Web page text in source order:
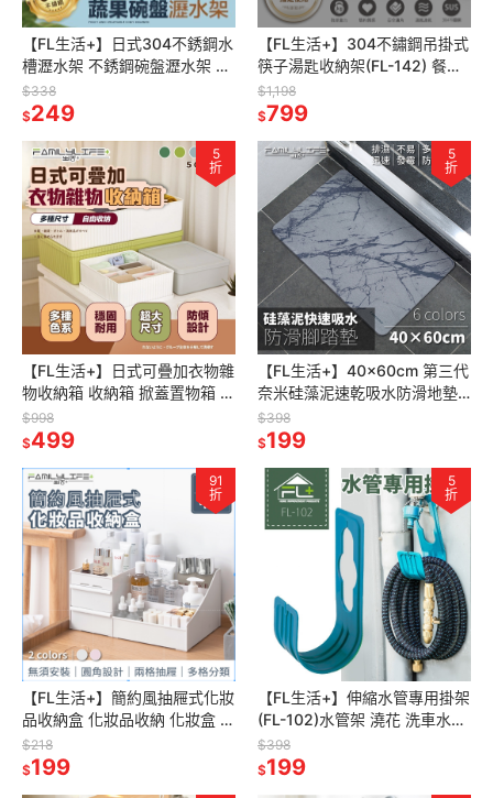
【FL生活+】日式304不銹鋼水
槽瀝水架 不銹鋼碗盤瀝水架 不
鏽鋼瀝水架 伸縮瀝水 伸縮瀝水
架 廚房水槽瀝水架 隔熱架
$338
$249
【FL生活+】304不鏽鋼吊掛式
筷子湯匙收納架(FL-142) 餐具
架 餐具盒 廚房收納 免鑽孔廚房
浴室置物架 筷子架
$1,198
$799
5
折
【FL生活+】日式可疊加衣物雜
物收納箱 收納箱 掀蓋置物箱 收
納 收納盒 收納置物籃 整理盒
隔板整理
$998
$499
5
折
【FL生活+】40x60cm 第三代
奈米硅藻泥速乾吸水防滑地墊
硅藻土 吸水腳踏墊 硅藻泥 吸水
地墊 腳踏墊
$398
$199
91
折
【FL生活+】簡約風抽屜式化妝
品收納盒 化妝品收納 化妝盒 收
納盒 整理盒 桌上收納盒 桌上置
物 桌面收納盒
$218
$199
5
折
【FL生活+】伸縮水管專用掛架
(FL-102)水管架 澆花 洗車水槍
水管掛鉤 水龍頭掛勾 伸縮水管
收納掛架 水管掛架
$398
$199